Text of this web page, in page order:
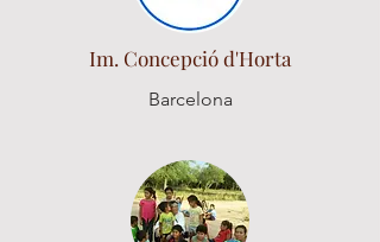
Im. Concepció d'Horta
Barcelona